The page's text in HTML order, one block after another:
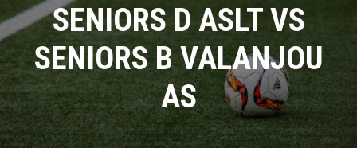
SENIORS D ASLT VS
SENIORS B VALANJOU
AS